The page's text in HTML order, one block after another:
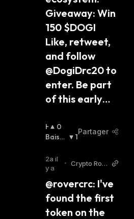
Giveaway: Win
150 $DOGI
Like, retweet,
and follow
@DogiDrc20 to
enter. Be part
of this early…
H
A
S
S
E
R
0
Baissi
1
Partager
2a il
y a
• Crypto Rov
@rovercrc: I've
found the first
token on the